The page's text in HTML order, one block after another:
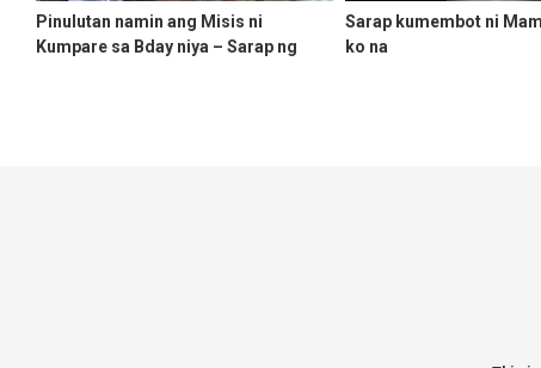
Pinulutan namin ang Misis ni
Kumpare sa Bday niya – Sarap ng
Sarap kumembot ni
ko na